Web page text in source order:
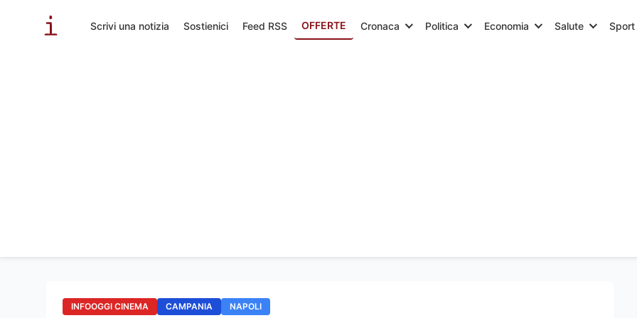
Scrivi una notizia Sostienici Feed RSS OFFERTE Cronaca Politica Economia Salute Sport
INFOOGGI CINEMA CAMPANIA NAPOLI